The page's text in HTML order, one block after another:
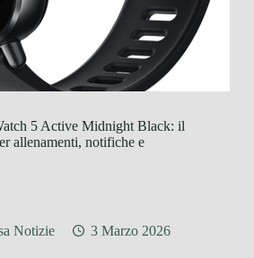
5 Active Midnight Black: il
allenamenti, notifiche e
Notizie 3 Marzo 2026